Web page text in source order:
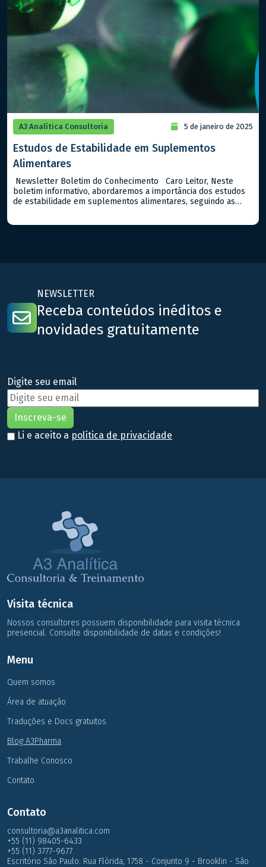
A3 Analítica Consultoria 5 de janeiro de 2025
Estudos de Estabilidade em Suplementos
Alimentares
Newsletter Boletim do Conhecimento Caro Leitor, Neste
boletim informativo, abordaremos a importância dos estudos
de estabilidade em suplementos alimentares, seguindo as
NEWSLETTER
Receba conteúdos inéditos e
novidades gratuitamente
Digite seu email
Li e aceito a política de privacidade
Visita técnica
Nossos consultores possuem disponibilidade para visita técnica
presencial. Consulte disponibilidade de datas e condições!
Menu
Quem somos
Área de atuação
Traduções e Docs gratuitos
Blog A3Pharma
Trabalhe Conosco
Contato
Contato
consultoria@a3analitica.com
+55 (11) 98405-6433
+55 (11) 3777-9677
Escritório São Paulo: Rua Flórida, 1758 - Conjunto 9 - Brooklin - São